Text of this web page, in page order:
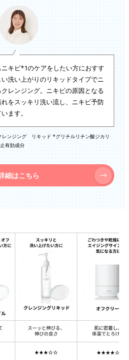
キビ*1のケアをしたい方におすす
洗い上がりのリキッドタイプでニ
レンジング。ニキビの原因となる
をスッキリ洗い流し、ニキビ予防
ます。
ンジング リキッド *グリチルリチン酸ジカリ
有効成分
細はこちら